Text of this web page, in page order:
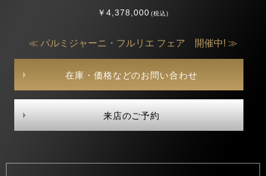
￥4,378,000(税込)
≪ パルミジャーニ・フルリエ フェア 開催中! ≫
在庫・価格などのお問い合わせ
来店のご予約